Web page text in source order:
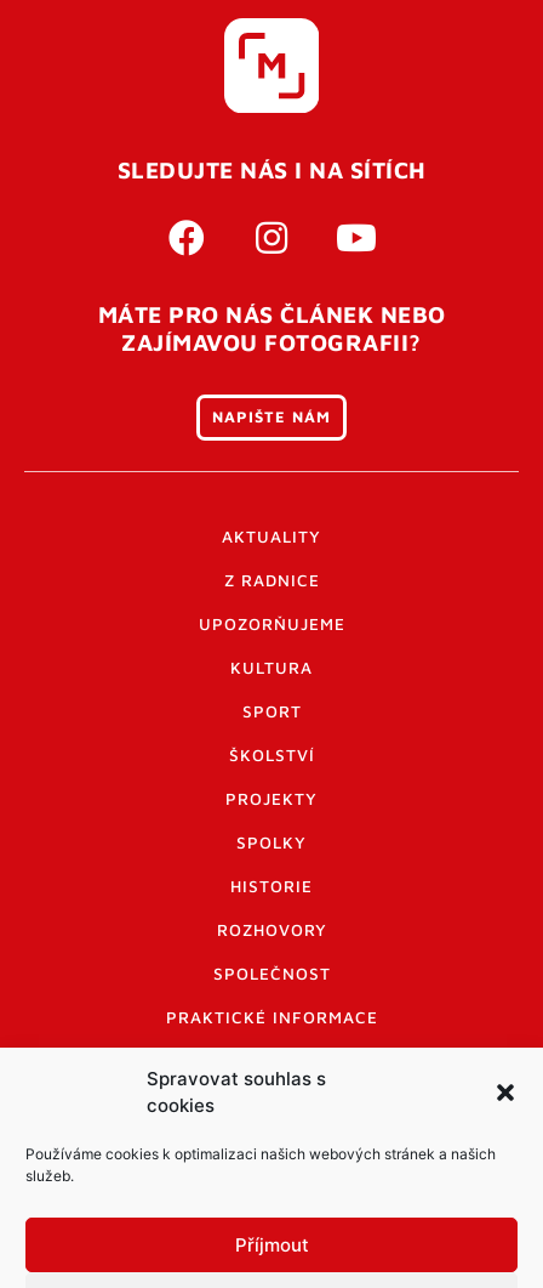
Spravovat souhlas s
cookies
Používáme cookies k optimalizaci našich webových stránek a našich
služeb.
Příjmout
SLEDUJTE NÁS I NA SÍTÍCH
MÁTE PRO NÁS ČLÁNEK NEBO
ZAJÍMAVOU FOTOGRAFII?
NAPIŠTE NÁM
AKTUALITY
Z RADNICE
UPOZORŇUJEME
KULTURA
SPORT
ŠKOLSTVÍ
PROJEKTY
SPOLKY
HISTORIE
ROZHOVORY
SPOLEČNOST
PRAKTICKÉ INFORMACE
INFORMACE A KODEX DISKUTUJÍCÍCH
LOGO A LOGO MANUÁL